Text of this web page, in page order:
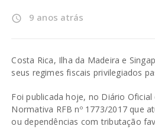
access_time 9 anos atrás
Costa Rica, Ilha da Madeira e
seus regimes fiscais privilegiados
Foi publicada hoje, no Diário Oficial
Normativa RFB nº 1773/2017 que
ou dependências com tributação